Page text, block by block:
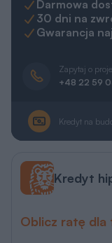
Darmowa
30 dni na
Gwarancja
Zapytaj o
+48 22 59
Kredyt na
Kredyt
Oblicz ratę dla